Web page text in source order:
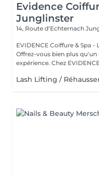
Evidence
Junglinster
14, Route d‘Echternach
EVIDENCE Coiffure & Spa
Offrez-vous bien plus
expérience. Chez
Lash Lifting /